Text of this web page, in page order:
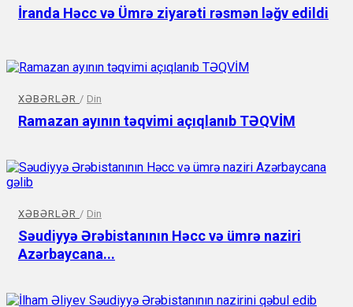
İranda Həcc və Ümrə ziyarəti rəsmən ləğv edildi
XƏBƏRLƏR / Din
Ramazan ayının təqvimi açıqlanıb TƏQVİM
XƏBƏRLƏR / Din
Səudiyyə Ərəbistanının Həcc və ümrə naziri
Azərbaycana...